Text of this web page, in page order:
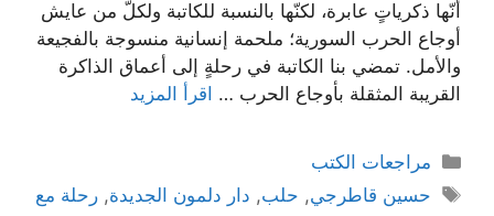
أنّها ذكرياتٍ عابرة، لكنّها بالنسبة للكاتبة ولكلّ من عايش
أوجاع الحرب السورية؛ ملحمة إنسانية منسوجة بالفجيعة
والأمل. تمضي بنا الكاتبة في رحلةٍ إلى أعماق الذاكرة
القريبة المثقلة بأوجاع الحرب … اقرأ المزيد
التصنيفات
مراجعات الكتب
الوسوم
حسين قاطرجي, حلب, دار دلمون الجديدة,رحلة مع